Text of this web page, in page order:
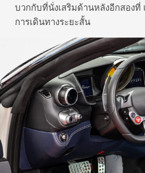
บวกกับที่นั่งเสริมด้านหลังอีกสองที่
การเดินทางระยะสั้น